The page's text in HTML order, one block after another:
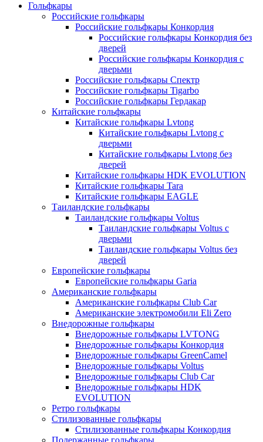
Гольфкары
Российские гольфкары
Российские гольфкары Конкордия
Российские гольфкары Конкордия без
дверей
Российские гольфкары Конкордия с
дверьми
Российские гольфкары Спектр
Российские гольфкары Tigarbo
Российские гольфкары Гердакар
Китайские гольфкары
Китайские гольфкары Lvtong
Китайские гольфкары Lvtong с
дверьми
Китайские гольфкары Lvtong без
дверей
Китайские гольфкары HDK EVOLUTION
Китайские гольфкары Tara
Китайские гольфкары EAGLE
Таиландские гольфкары
Таиландские гольфкары Voltus
Таиландские гольфкары Voltus с
дверьми
Таиландские гольфкары Voltus без
дверей
Европейские гольфкары
Европейские гольфкары Garia
Американские гольфкары
Американские гольфкары Club Car
Американские электромобили Eli Zero
Внедорожные гольфкары
Внедорожные гольфкары LVTONG
Внедорожные гольфкары Конкордия
Внедорожные гольфкары GreenCamel
Внедорожные гольфкары Voltus
Внедорожные гольфкары Club Car
Внедорожные гольфкары HDK
EVOLUTION
Ретро гольфкары
Стилизованные гольфкары
Стилизованные гольфкары Конкордия